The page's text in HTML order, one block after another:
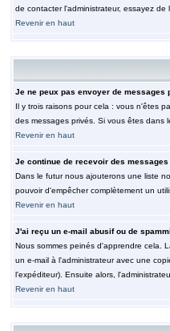
de contacter l'administrateur, essayez de
Revenir en haut
Je ne peux pas envoyer de messages
Il y trois raisons pour cela : vous n'êtes
des messages privés. Si vous êtes dans
Revenir en haut
Je continue de recevoir des
Dans le futur nous ajouterons une liste
pouvoir d'empêcher complètement un
Revenir en haut
J'ai reçu un e-mail abusif ou de
Nous sommes peinés d'apprendre cela.
un e-mail à l'administrateur avec une
l'expéditeur). Ensuite alors,
Revenir en haut